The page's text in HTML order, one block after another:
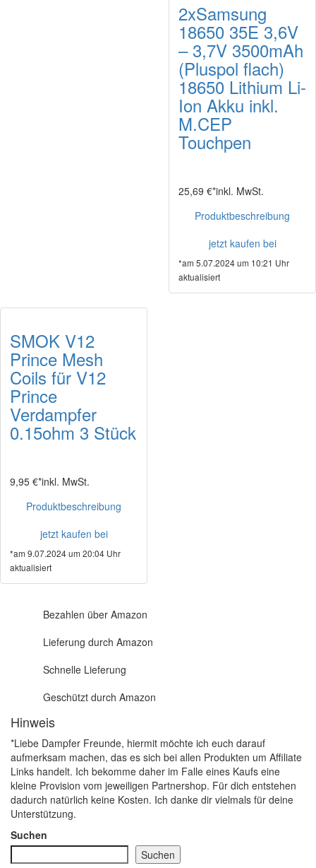
2xSamsung
18650 35E 3,6V
– 3,7V 3500mAh
(Pluspol flach)
18650 Lithium Li-
Ion Akku inkl.
M.CEP
Touchpen
25,69 €*inkl. MwSt.
Produktbeschreibung
jetzt kaufen bei
*am 5.07.2024 um 10:21 Uhr
aktualisiert
SMOK V12
Prince Mesh
Coils für V12
Prince
Verdampfer
0.15ohm 3 Stück
9,95 €*inkl. MwSt.
Produktbeschreibung
jetzt kaufen bei
*am 9.07.2024 um 20:04 Uhr
aktualisiert
Bezahlen über Amazon
Lieferung durch Amazon
Schnelle Lieferung
Geschützt durch Amazon
Hinweis
*Liebe Dampfer Freunde, hiermit möchte ich euch darauf
aufmerksam machen, das es sich bei allen Produkten um Affiliate
Links handelt. Ich bekomme daher im Falle eines Kaufs eine
kleine Provision vom jeweiligen Partnershop. Für dich entstehen
dadurch natürlich keine Kosten. Ich danke dir vielmals für deine
Unterstützung.
Suchen
Suchen